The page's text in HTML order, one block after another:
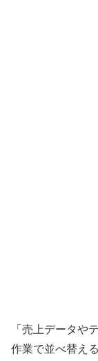
「売上データや
作業で並べ替え